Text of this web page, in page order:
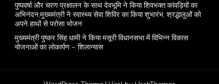
पुष्पवर्षा और चरण प्रक्षालन के साथ देवभूमि ने किया शिवभक्त कांवड़ियों का
अभिनंदन,मुख्यमंत्री ने स्वास्थ्य सेवा शिविर का किया शुभारंभ, श्रद्धालुओं को
अपने हाथों से परोसा भोजन
मुख्यमंत्री पुष्कर सिंह धामी ने किया मसूरी विधानसभा में विभिन्न विकास
योजनाओं का लोकार्पण – शिलान्यास